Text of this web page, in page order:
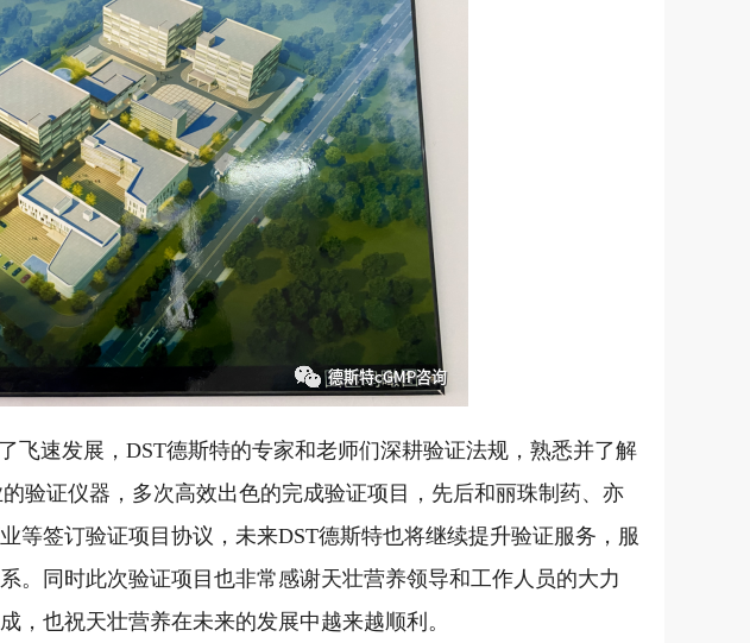
飞速发展，DST德斯特的专家和老师们深耕验证法规，熟悉并了解
验证仪器，多次高效出色的完成验证项目，先后和丽珠制药、亦
等签订验证项目协议，未来DST德斯特也将继续提升验证服务，服
。同时此次验证项目也非常感谢天壮营养领导和工作人员的大力
，也祝天壮营养在未来的发展中越来越顺利。